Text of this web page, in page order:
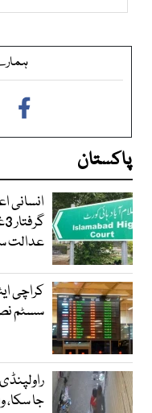
پاکستان
انسانی
عدالت
کراچی
سسٹم
جا